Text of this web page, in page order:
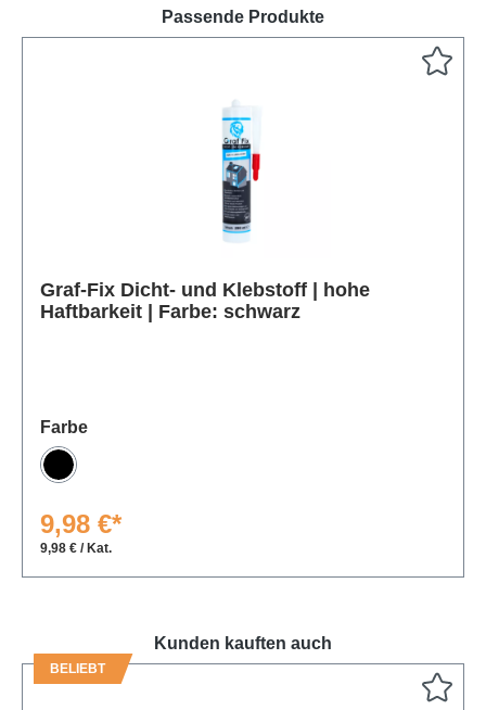
Produktgalerie überspringen
Passende Produkte
Graf-Fix Dicht- und Klebstoff | hohe
Haftbarkeit | Farbe: schwarz
Farbeauswählen
Schwarz
9,98 €*
9,98 € / Kat.
Kunden kauften auch
BELIEBT